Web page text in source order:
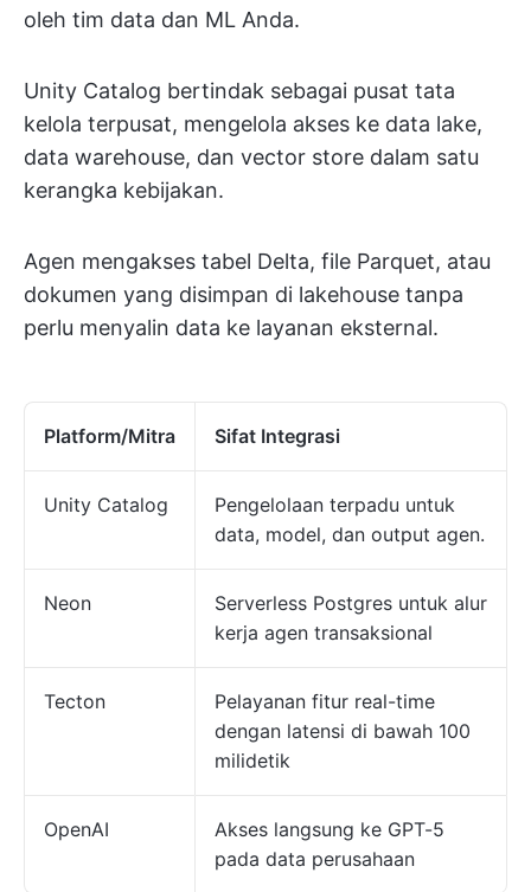
oleh tim data dan ML Anda.
Unity Catalog bertindak sebagai pusat tata
kelola terpusat, mengelola akses ke data lake,
data warehouse, dan vector store dalam satu
kerangka kebijakan.
Agen mengakses tabel Delta, file Parquet, atau
dokumen yang disimpan di lakehouse tanpa
perlu menyalin data ke layanan eksternal.
Platform/Mitra Sifat Integrasi
Unity Catalog
Pengelolaan terpadu untuk
data, model, dan output agen.
Neon
Serverless Postgres untuk alur
kerja agen transaksional
Tecton
Pelayanan fitur real-time
dengan latensi di bawah 100
milidetik
OpenAI
Akses langsung ke GPT-5
pada data perusahaan